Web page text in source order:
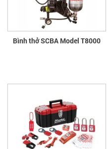
Bình thở SCBA Model T8000